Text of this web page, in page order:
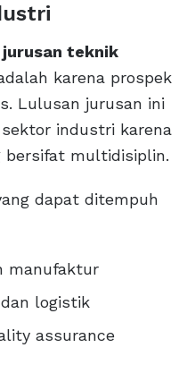
jurusan teknik
karena prospek
Lulusan jurusan ini
industri karena
bersifat multidisiplin.
dapat ditempuh
manufaktur
logistik
assurance